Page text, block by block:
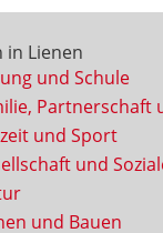
in Lienen
und Schule
Partnerschaft
und Sport
und
und Bauen